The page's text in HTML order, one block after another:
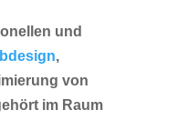
und
,
von
im Raum